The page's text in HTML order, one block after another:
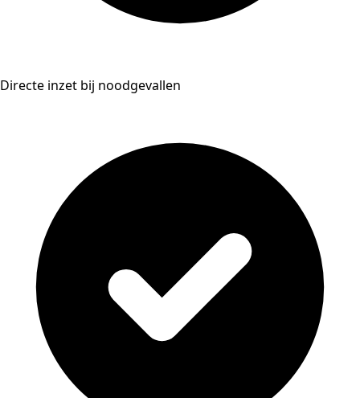
Directe inzet bij noodgevallen